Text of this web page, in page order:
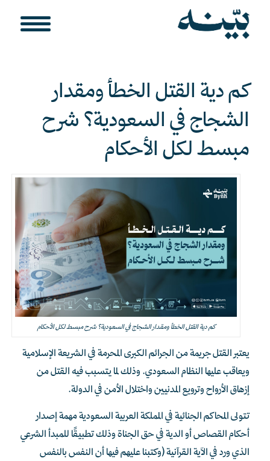
كم دية القتل الخطأ ومقدار
الشجاج في السعودية؟ شرح
مبسط لكل الأحكام
كم دية القتل الخطأ ومقدار الشجاج في السعودية؟ شرح مبسط لكل الأحكام
يعتبر القتل جريمة من الجرائم الكبرى المحرمة في الشريعة الإسلامية
ويعاقب عليها النظام السعودي. وذلك لما يتسبب فيه القتل من
إزهاق الأرواح وترويع المدنيين واختلال الأمن في الدولة.
تتولى المحاكم الجنائية في المملكة العربية السعودية مهمة إصدار
أحكام القصاص أو الدية في حق الجناة وذلك تطبيقًا للمبدأ الشرعي
الذي ورد في الآية القرآنية (وكتبنا عليهم فيها أن النفس بالنفس